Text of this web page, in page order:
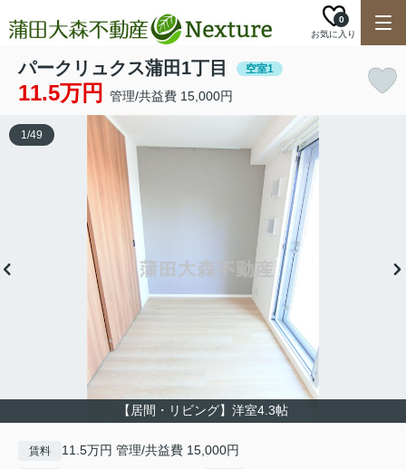
お気に入り
0
パークリュクス蒲田1丁目 空室1
11.5万円 管理/共益費 15,000円
【居間・リビング】洋室4.3帖
1/49
賃料 11.5万円 管理/共益費 15,000円